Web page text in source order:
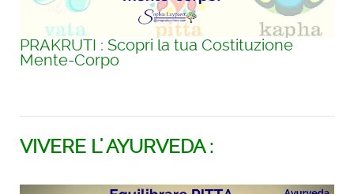
PRAKRUTI : Scopri la tua Costituzione
Mente-Corpo
VIVERE L' AYURVEDA :